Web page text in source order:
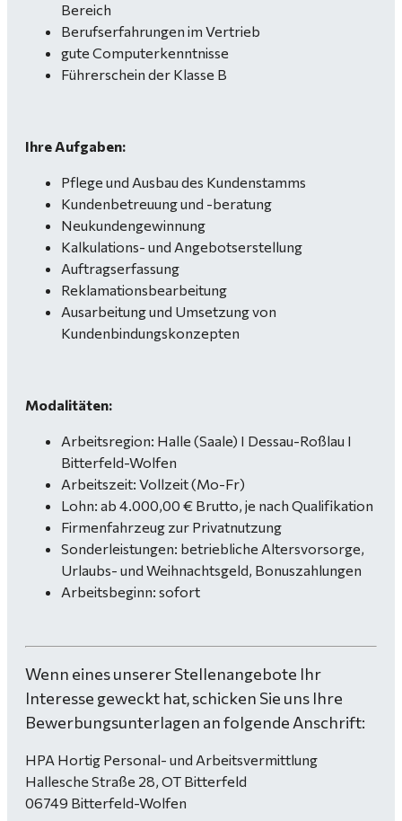
Bereich
Berufserfahrungen im Vertrieb
gute Computerkenntnisse
Führerschein der Klasse B
Ihre Aufgaben:
Pflege und Ausbau des Kundenstamms
Kundenbetreuung und -beratung
Neukundengewinnung
Kalkulations- und Angebotserstellung
Auftragserfassung
Reklamationsbearbeitung
Ausarbeitung und Umsetzung von
Kundenbindungskonzepten
Modalitäten:
Arbeitsregion: Halle (Saale) I Dessau-Roßlau I
Bitterfeld-Wolfen
Arbeitszeit: Vollzeit (Mo-Fr)
Lohn: ab 4.000,00 € Brutto, je nach Qualifikation
Firmenfahrzeug zur Privatnutzung
Sonderleistungen: betriebliche Altersvorsorge,
Urlaubs- und Weihnachtsgeld, Bonuszahlungen
Arbeitsbeginn: sofort
Wenn eines unserer Stellenangebote Ihr
Interesse geweckt hat, schicken Sie uns Ihre
Bewerbungsunterlagen an folgende Anschrift:
HPA Hortig Personal- und Arbeitsvermittlung
Hallesche Straße 28, OT Bitterfeld
06749 Bitterfeld-Wolfen